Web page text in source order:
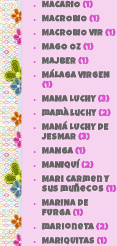
MACARIO (1)
MACROBIO (1)
MACROBIO VIR (1)
MAGO OZ (1)
MAJBER (1)
MÁLAGA VIRGEN
(1)
MAMA LUCHY (3)
mamà luchy (2)
MAMÁ LUCHY DE
JESMAR (3)
MANGA (1)
MANIQUÍ (2)
Mari Carmen y
sus muñecos (1)
MARINA DE
FURGA (1)
marioneta (2)
MARIQUITAS (1)